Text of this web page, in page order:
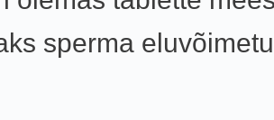
sperma